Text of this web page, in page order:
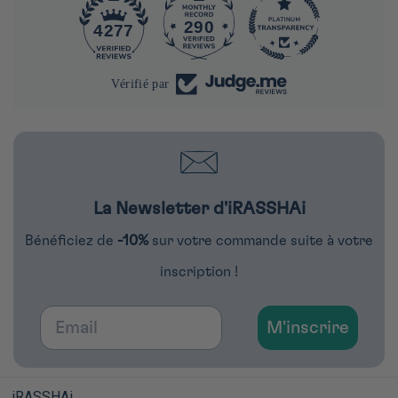
4277 290
Vérifié par
La Newsletter d'iRASSHAi
Bénéficiez de -10% sur votre commande suite à votre
inscription !
Email
M'inscrire